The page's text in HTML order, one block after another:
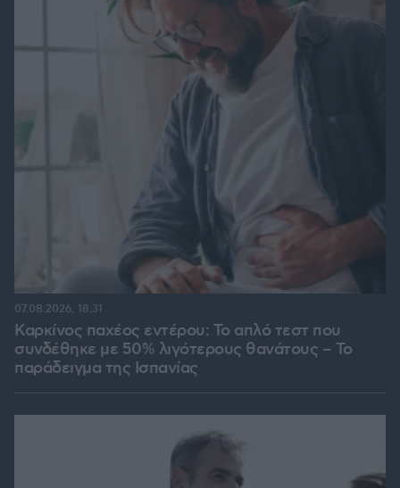
Καρκίνος παχέος εντέρου: Το απλό τεστ που
συνδέθηκε με 50% λιγότερους θανάτους – Το
παράδειγμα της Ισπανίας
07.08.2026, 18:31